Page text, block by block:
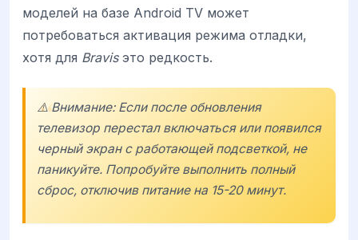
моделей на базе Android TV может
потребоваться активация режима отладки,
хотя для Bravisэто редкость.
⚠️ Внимание: Если после обновления
телевизор перестал включаться или появился
черный экран с работающей подсветкой, не
паникуйте. Попробуйте выполнить полный
сброс, отключив питание на 15-20 минут.